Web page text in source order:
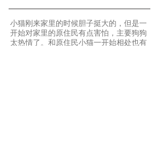
小猫刚来家里的时候胆子挺大的，但是一
开始对家里的原住民有点害怕，主要狗狗
太热情了。和原住民小猫一开始相处也有